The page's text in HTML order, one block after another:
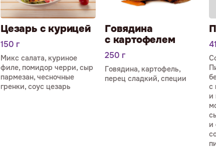
Цезарь с курицей
150 г
Микс салата, куриное
филе, помидор черри, сыр
пармезан, чесночные
гренки, соус цезарь
Говядина
с картофелем
250 г
Говядина, картофель,
перец сладкий, специи
с
и
и